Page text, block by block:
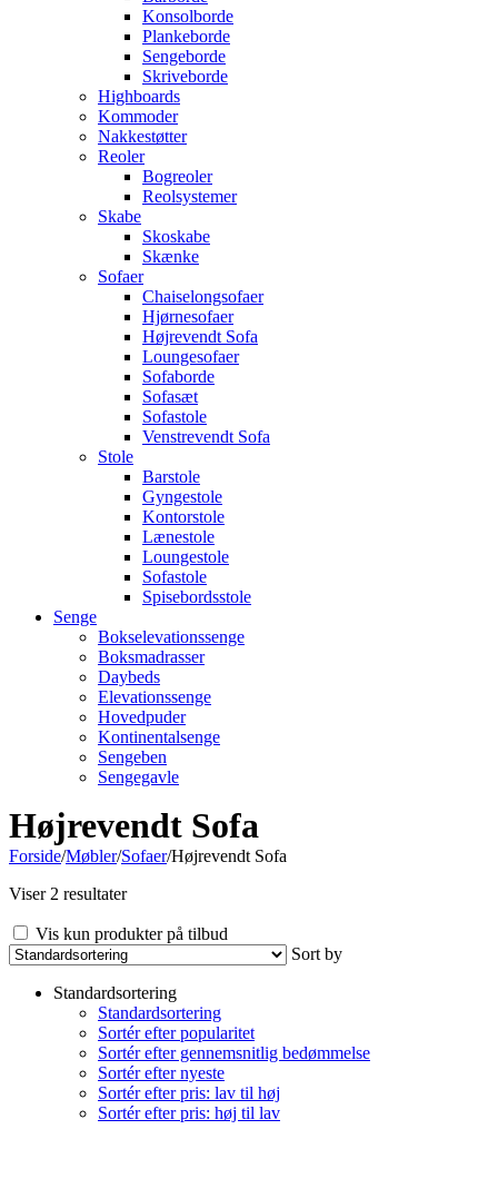
Konsolborde
Plankeborde
Sengeborde
Skriveborde
Highboards
Kommoder
Nakkestøtter
Reoler
Bogreoler
Reolsystemer
Skabe
Skoskabe
Skænke
Sofaer
Chaiselongsofaer
Hjørnesofaer
Højrevendt Sofa
Loungesofaer
Sofaborde
Sofasæt
Sofastole
Venstrevendt Sofa
Stole
Barstole
Gyngestole
Kontorstole
Lænestole
Loungestole
Sofastole
Spisebordsstole
Senge
Bokselevationssenge
Boksmadrasser
Daybeds
Elevationssenge
Hovedpuder
Kontinentalsenge
Sengeben
Sengegavle
Højrevendt Sofa
Forside/Møbler/Sofaer/Højrevendt Sofa
Viser 2 resultater
Vis kun produkter på tilbud
Sort by
Standardsortering
Standardsortering
Sortér efter popularitet
Sortér efter gennemsnitlig bedømmelse
Sortér efter nyeste
Sortér efter pris: lav til høj
Sortér efter pris: høj til lav